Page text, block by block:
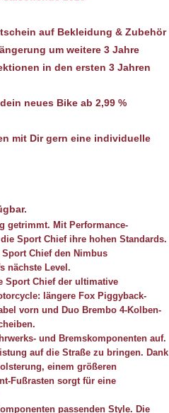
auf Bekleidung & Zubehör
um weitere 3 Jahre
in den ersten 3 Jahren
neues Bike ab 2,99 %
mit Dir gern eine individuelle
getrimmt. Mit Performance-
Sport Chief ihre hohen Standards.
Chief den Nimbus
nächste Level.
Sport Chief der ultimative
längere Fox Piggyback-
vorn und Duo Brembo 4-Kolben-
und Bremskomponenten auf.
auf die Straße zu bringen. Dank
einem größeren
Fußrasten sorgt für eine
passenden Style. Die